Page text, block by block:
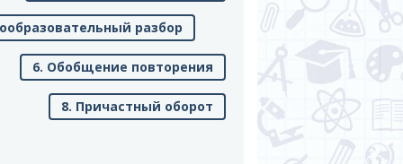
разбор
6. Обобщение повторения
8. Причастный оборот